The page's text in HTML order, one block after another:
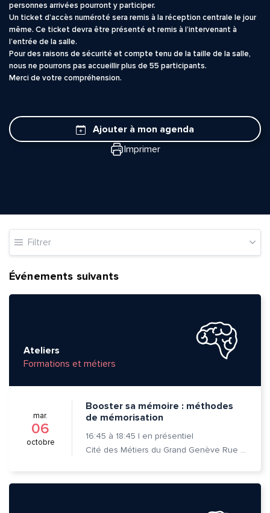
personnes arrivées pourront y participer.
Un ticket d’accès numéroté sera remis à la réception centrale le jour
même. Ce ticket devra être présenté et remis à l’intervenant à
l’entrée de la salle.
Pour des raisons de sécurité et compte tenu de la taille de la salle,
nous ne pourrons pas accueillir plus de 55 participants.
Merci de votre compréhension.
Ajouter à mon agenda
Imprimer
Filtrer
Événements suivants
Ateliers
Formations et métiers
mar.
06
octobre
Booster sa mémoire : méthodes
de mémorisation
16:45 à 18:45 | en présentiel
Cité des Métiers du Grand Genève Rue Prévost-Martin 6 1205 Genève
Prénom et nom*
Adresse e-mail*
Quelle est la pertinence de cette page?